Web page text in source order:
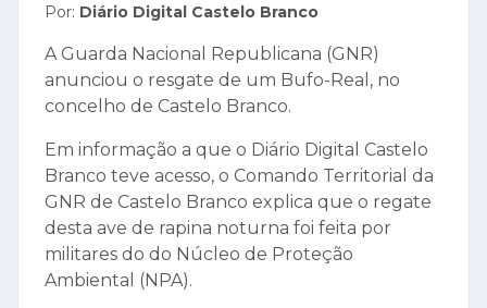
Por: Diário Digital Castelo Branco
A Guarda Nacional Republicana (GNR)
anunciou o resgate de um Bufo-Real, no
concelho de Castelo Branco.
Em informação a que o Diário Digital Castelo
Branco teve acesso, o Comando Territorial da
GNR de Castelo Branco explica que o regate
desta ave de rapina noturna foi feita por
militares do do Núcleo de Proteção
Ambiental (NPA).